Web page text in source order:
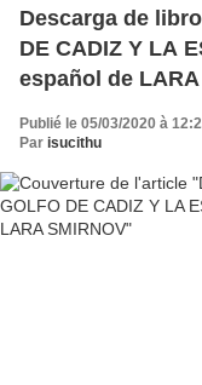
Descarga de
DE CADIZ Y LA
Publié le 05/03/2020 à
Par isucithu